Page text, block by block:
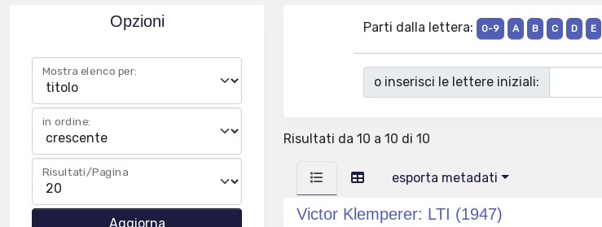
Opzioni
Mostra elenco per:
in ordine:
Risultati/Pagina
Parti dalla lettera: 0-9 A B C D E
o inserisci le lettere iniziali:
Risultati da 10 a 10 di 10
esporta metadati
Victor Klemperer: LTI (1947)